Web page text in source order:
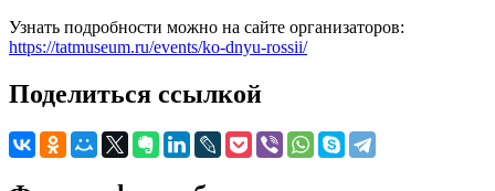
Узнать подробности можно на сайте организаторов:
https://tatmuseum.ru/events/ko-dnyu-rossii/
Поделиться ссылкой